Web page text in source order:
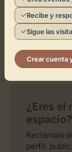
¿Eres el
espacio?
Reclámalo
perfil,
Recibe y
Sigue las
Crear cuenta